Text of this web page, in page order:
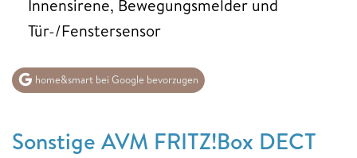
Innensirene, Bewegungsmelder und
Tür-/Fenstersensor
home&smart bei Google bevorzugen
Sonstige AVM FRITZ!Box DECT